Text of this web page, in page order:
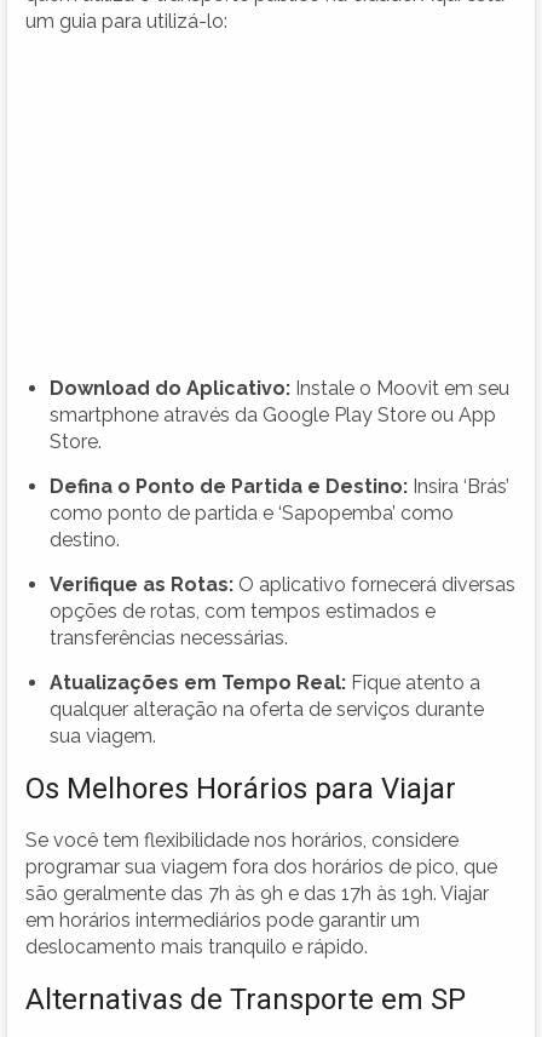
um guia para utilizá-lo:
Download do Aplicativo: Instale o Moovit em seu
smartphone através da Google Play Store ou App
Store.
Defina o Ponto de Partida e Destino: Insira ‘Brás’
como ponto de partida e ‘Sapopemba’ como
destino.
Verifique as Rotas: O aplicativo fornecerá diversas
opções de rotas, com tempos estimados e
transferências necessárias.
Atualizações em Tempo Real: Fique atento a
qualquer alteração na oferta de serviços durante
sua viagem.
Os Melhores Horários para Viajar
Se você tem flexibilidade nos horários, considere
programar sua viagem fora dos horários de pico, que
são geralmente das 7h às 9h e das 17h às 19h. Viajar
em horários intermediários pode garantir um
deslocamento mais tranquilo e rápido.
Alternativas de Transporte em SP